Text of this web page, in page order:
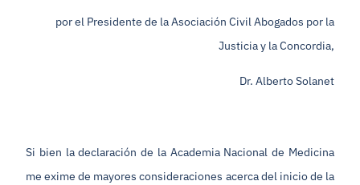
por el Presidente de la Asociación Civil Abogados por la
Justicia y la Concordia,
Dr. Alberto Solanet
Si bien la declaración de la Academia Nacional de Medicina
me exime de mayores consideraciones acerca del inicio de la